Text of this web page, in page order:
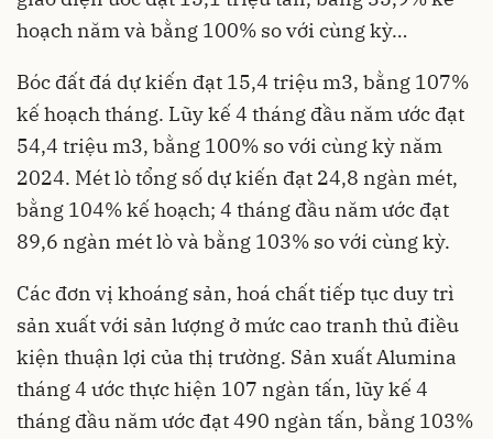
hoạch năm và bằng 100% so với cùng kỳ…
Bóc đất đá dự kiến đạt 15,4 triệu m3, bằng 107%
kế hoạch tháng. Lũy kế 4 tháng đầu năm ước đạt
54,4 triệu m3, bằng 100% so với cùng kỳ năm
2024. Mét lò tổng số dự kiến đạt 24,8 ngàn mét,
bằng 104% kế hoạch; 4 tháng đầu năm ước đạt
89,6 ngàn mét lò và bằng 103% so với cùng kỳ.
Các đơn vị khoáng sản, hoá chất tiếp tục duy trì
sản xuất với sản lượng ở mức cao tranh thủ điều
kiện thuận lợi của thị trường. Sản xuất Alumina
tháng 4 ước thực hiện 107 ngàn tấn, lũy kế 4
tháng đầu năm ước đạt 490 ngàn tấn, bằng 103%